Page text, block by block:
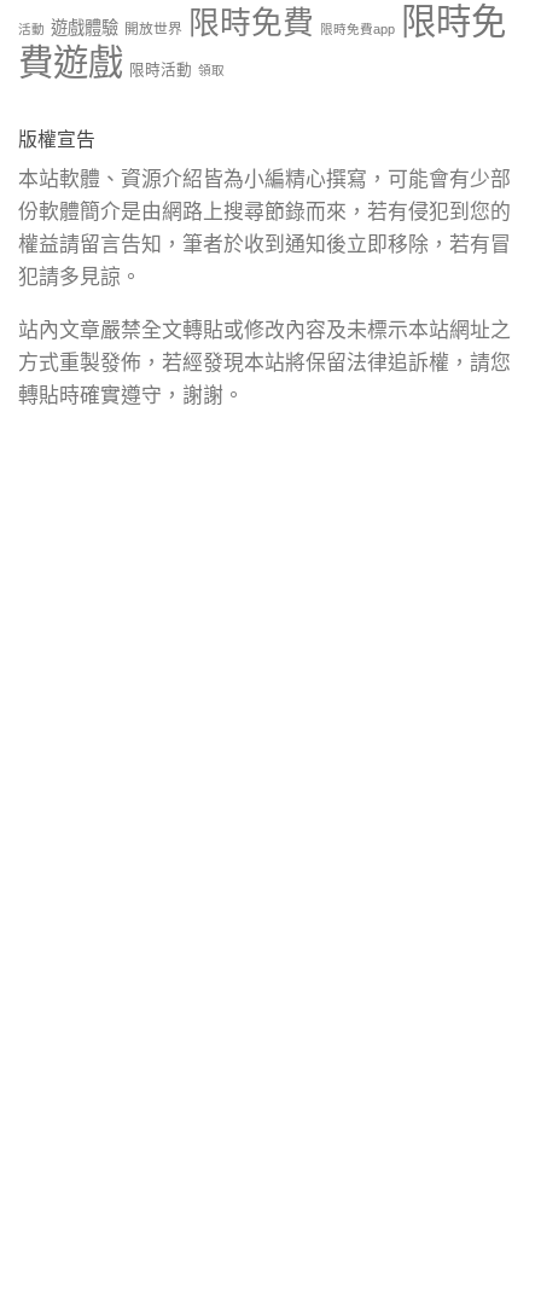
活動 遊戲體驗 開放世界 限時免費 限時免費app
限時免
費遊戲 限時活動 領取
版權宣告
本站軟體、資源介紹皆為小編精心撰寫，可能會有少部
份軟體簡介是由網路上搜尋節錄而來，若有侵犯到您的
權益請留言告知，筆者於收到通知後立即移除，若有冒
犯請多見諒。
站內文章嚴禁全文轉貼或修改內容及未標示本站網址之
方式重製發佈，若經發現本站將保留法律追訴權，請您
轉貼時確實遵守，謝謝。